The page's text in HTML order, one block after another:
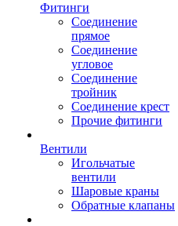
Фитинги
Соединение
прямое
Соединение
угловое
Соединение
тройник
Соединение крест
Прочие фитинги
Вентили
Игольчатые
вентили
Шаровые краны
Обратные клапаны